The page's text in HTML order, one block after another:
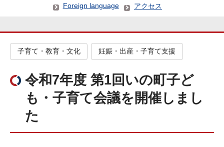
Foreign language アクセス
子育て・教育・文化 妊娠・出産・子育て支援
令和7年度 第1回いの町子ど
も・子育て会議を開催しまし
た